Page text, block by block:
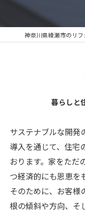
暮らしと
サステナブルな開発
導入を通じて、住宅
おります。家をただ
つ経済的にも恩恵を
そのために、お客様
根の傾斜や方向、そ